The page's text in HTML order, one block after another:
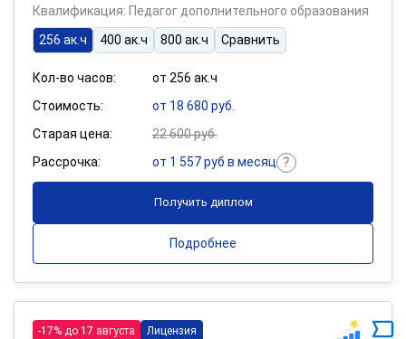
Квалификация: Педагог дополнительного образования
256 ак.ч
400 ак.ч 800 ак.ч Сравнить
Кол-во часов:
от 256 ак.ч
Стоимость:
от 18 680 руб.
Старая цена:
22 600 руб.
Рассрочка:
от 1 557 руб в месяц
Получить диплом
Подробнее
-17% до 17 августа Лицензия